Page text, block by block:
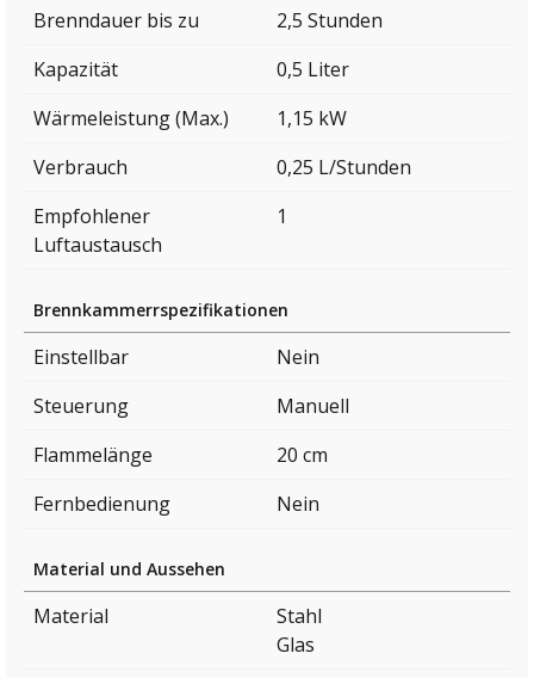
Brenndauer bis zu
2,5 Stunden
Kapazität
0,5 Liter
Wärmeleistung (Max.)
1,15 kW
Verbrauch
0,25 L/Stunden
Empfohlener
Luftaustausch
1
Brennkammerrspezifikationen
Einstellbar
Nein
Steuerung
Manuell
Flammelänge
20 cm
Fernbedienung
Nein
Material und Aussehen
Material
Stahl
Glas